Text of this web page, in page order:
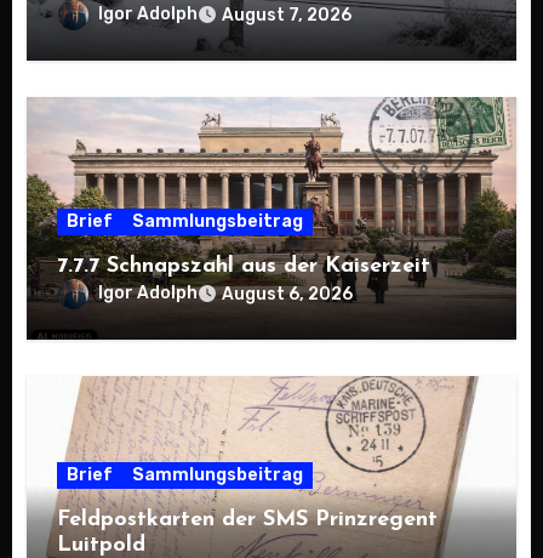
Igor Adolph August 7, 2026
Brief Sammlungsbeitrag
7.7.7 Schnapszahl aus der Kaiserzeit
Igor Adolph August 6, 2026
Brief Sammlungsbeitrag
Feldpostkarten der SMS Prinzregent
Luitpold